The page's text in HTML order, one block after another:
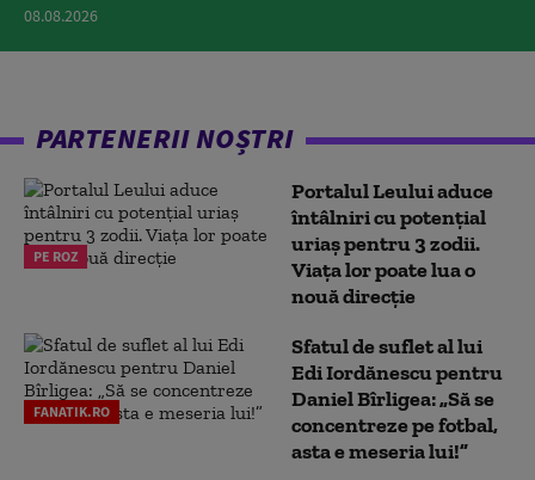
08.08.2026
PARTENERII NOȘTRI
PE ROZ
Portalul Leului aduce
întâlniri cu potențial
uriaș pentru 3 zodii.
Viața lor poate lua o
nouă direcție
FANATIK.RO
Sfatul de suflet al lui
Edi Iordănescu pentru
Daniel Bîrligea: „Să se
concentreze pe fotbal,
asta e meseria lui!”